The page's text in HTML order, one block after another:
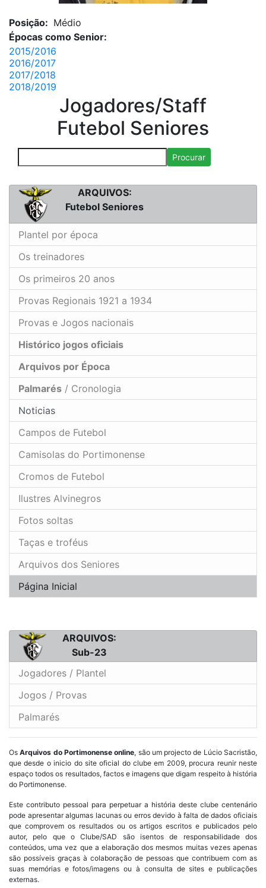
Posição: Médio
Épocas como Senior:
2015/2016
2016/2017
2017/2018
2018/2019
Jogadores/Staff
Futebol Seniores
Procurar
ARQUIVOS:
Futebol Seniores
Plantel por época
Os treinadores
Os primeiros 20 anos
Provas Regionais 1921 a 1934
Provas e Jogos nacionais
Histórico jogos oficiais
Arquivos por Época
Palmarés / Cronologia
Noticias
Campos de Futebol
Camisolas do Portimonense
Cromos de Futebol
Ilustres Alvinegros
Fotos soltas
Taças e troféus
Arquivos dos Seniores
Página Inicial
ARQUIVOS:
Sub-23
Jogadores / Plantel
Jogos / Provas
Palmarés
OsArquivos do Portimonense online, são um projecto de Lúcio Sacristão,
que desde o inicio do site oficial do clube em 2009, procura reunir neste
espaço todos os resultados, factos e imagens que digam respeito à história
do Portimonense.
Este contributo pessoal para perpetuar a história deste clube centenário
pode apresentar algumas lacunas ou erros devido à falta de dados oficiais
que comprovem os resultados ou os artigos escritos e publicados pelo
autor, pelo que o Clube/SAD são isentos de responsabilidade dos
conteúdos, uma vez que a elaboração dos mesmos muitas vezes apenas
são possíveis graças à colaboração de pessoas que contribuem com as
suas memórias e fotos/imagens ou à consulta de sites e publicações
externas.